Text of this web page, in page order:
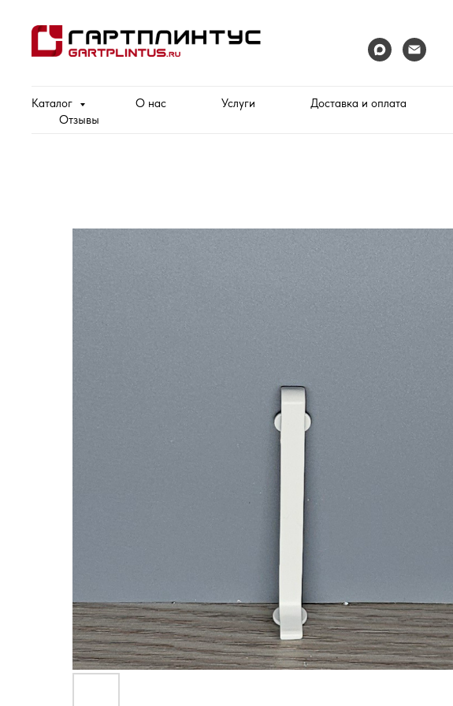
Каталог О нас Услуги Доставка и оплата
Отзывы